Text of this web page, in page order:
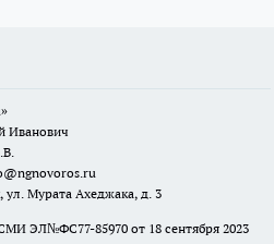
Иванович
ул. Мурата Ахеджака, д. 3
СМИ ЭЛ№ФС77-85970 от 18 сентября 2023